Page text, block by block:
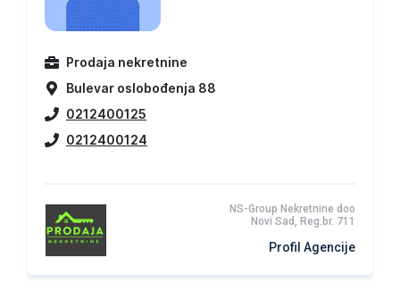
Prodaja nekretnine
Bulevar oslobođenja 88
0212400125
0212400124
NS-Group Nekretnine doo
Novi Sad, Reg.br. 711
Profil Agencije